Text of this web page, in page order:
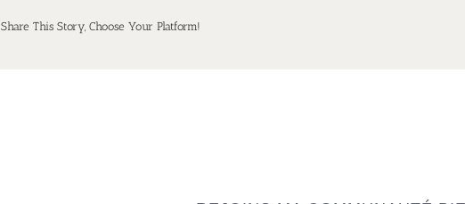
Share This Story, Choose Your Platform!